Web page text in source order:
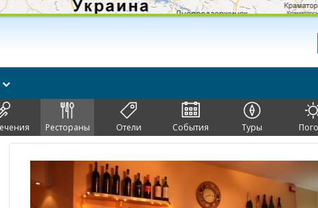
Рестораны Отели События Туры